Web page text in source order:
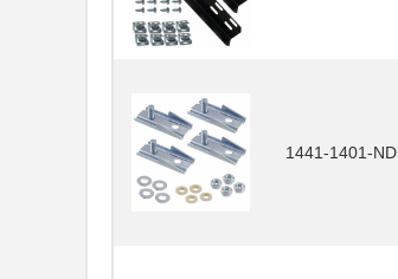
1441-1401-ND